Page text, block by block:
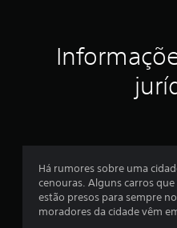
Há rumores sobre uma
cenouras. Alguns carros
estão presos para sempre
moradores da cidade vêm